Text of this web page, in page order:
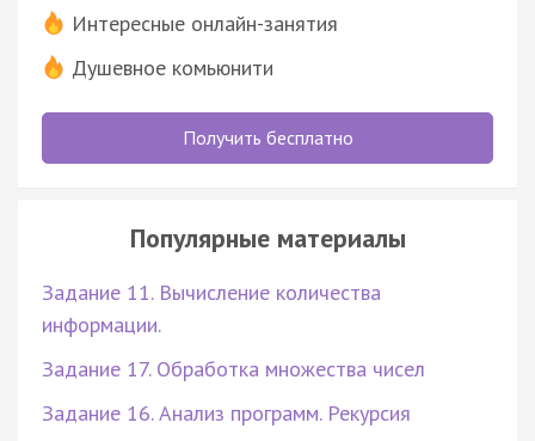
Интересные онлайн-занятия
Душевное комьюнити
Получить бесплатно
Популярные материалы
Задание 11. Вычисление количества
информации.
Задание 17. Обработка множества чисел
Задание 16. Анализ программ. Рекурсия